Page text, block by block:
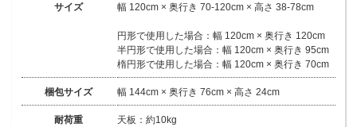
サイズ 幅 120cm × 奥行き 70-120cm × 高さ 38-78cm
円形で使用した場合：幅 120cm × 奥行き 120cm
半円形で使用した場合：幅 120cm × 奥行き 95cm
楕円形で使用した場合：幅 120cm × 奥行き 70cm
梱包サイズ 幅 144cm × 奥行き 76cm × 高さ 24cm
耐荷重 天板：約10kg